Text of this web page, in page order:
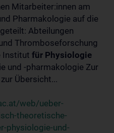
Mitarbeiter:innen am
Pharmakologie auf die
Abteilungen
Thromboseforschung
Institut für Physiologie
und -pharmakologie Zur
Übersicht...
web/ueber-
theoretische-
physiologie-und-